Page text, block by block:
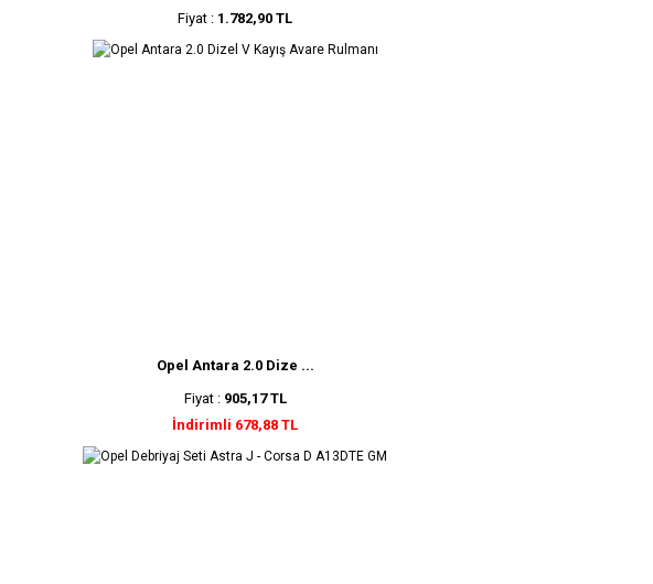
Fiyat : 1.782,90 TL
Opel Antara 2.0 Dize ...
Fiyat : 905,17 TL
İndirimli 678,88 TL